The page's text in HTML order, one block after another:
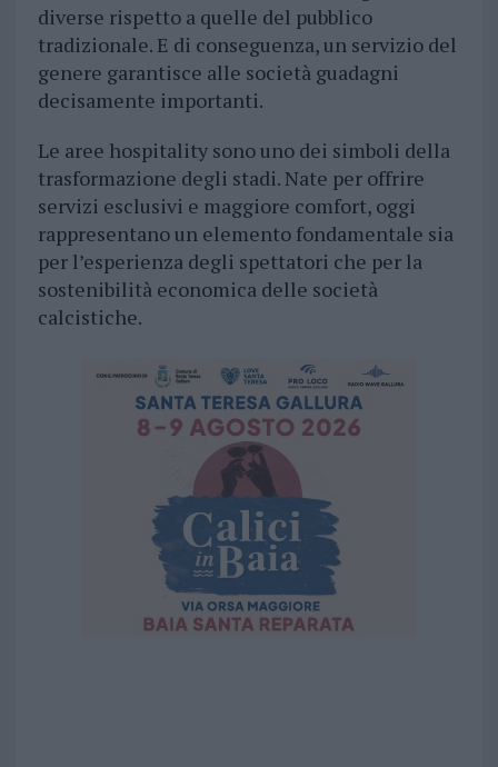
diverse rispetto a quelle del pubblico
tradizionale. E di conseguenza, un servizio del
genere garantisce alle società guadagni
decisamente importanti.
Le aree hospitality sono uno dei simboli della
trasformazione degli stadi. Nate per offrire
servizi esclusivi e maggiore comfort, oggi
rappresentano un elemento fondamentale sia
per l’esperienza degli spettatori che per la
sostenibilità economica delle società
calcistiche.